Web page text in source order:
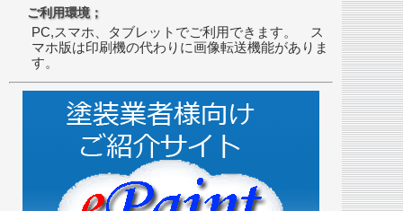
ご利用環境；
PC,スマホ、タブレットでご利用できます。 ス
マホ版は印刷機の代わりに画像転送機能がありま
す。